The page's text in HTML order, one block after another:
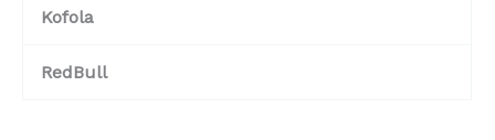
Kofola
RedBull